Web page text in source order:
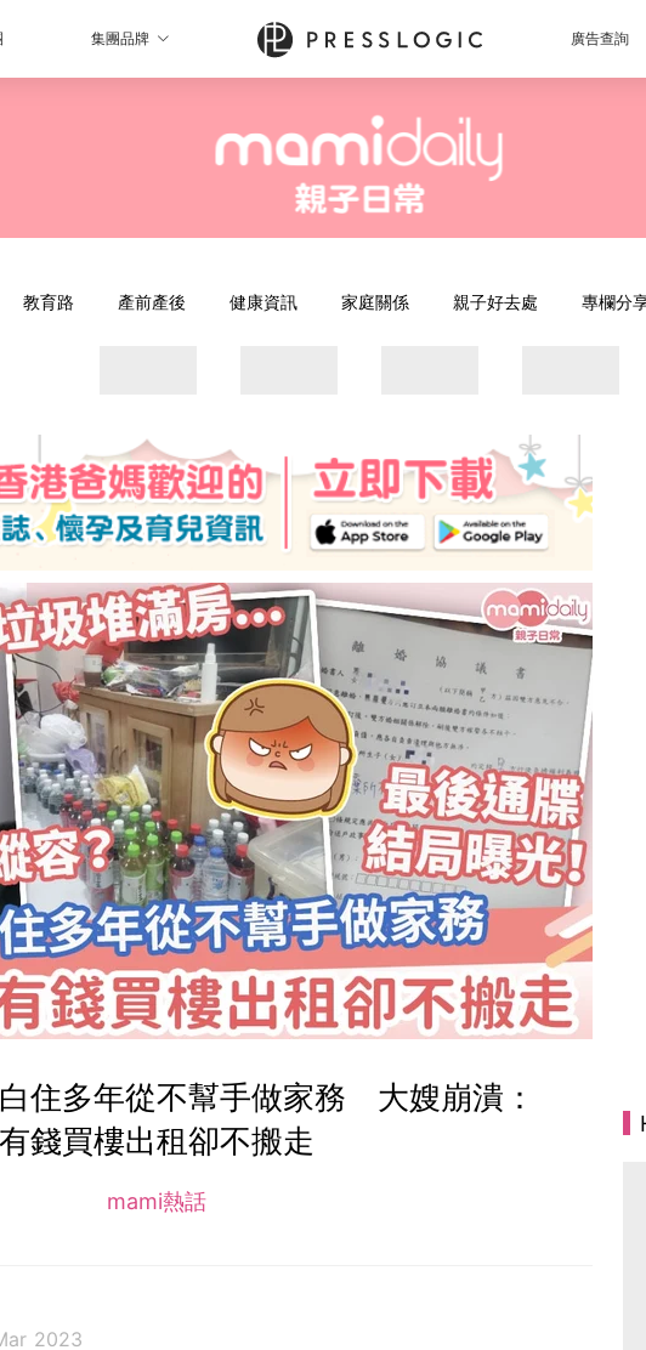
集團品牌 廣告查詢
教育路 產前產後 健康資訊 家庭關係 親子好去處 專欄分
白住多年從不幫手做家務 大嫂崩潰：
有錢買樓出租卻不搬走
mami熱話
2023